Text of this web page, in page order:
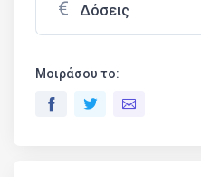
Δόσεις
Μοιράσου το: